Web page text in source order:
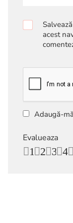
acest
Adaugă-
Evalueaza
4
3
2
1